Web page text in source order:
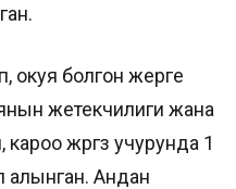
окуя болгон жерге
жетекчилиги жана
жүргүзүү учурунда 1
алынган. Андан